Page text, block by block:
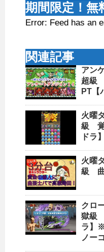
期間限定！無
Error: Feed has an
関連記事
アン
超級
PT【
火曜
級 覚
ドラ】
火曜
級 曲
クロ
獄級
ラ】
ノー